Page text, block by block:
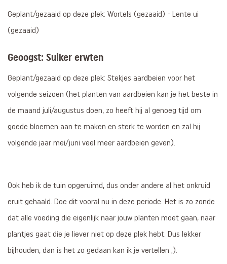
Geplant/gezaaid op deze plek: Wortels (gezaaid) - Lente ui
(gezaaid)
Geoogst: Suiker erwten
Geplant/gezaaid op deze plek: Stekjes aardbeien voor het
volgende seizoen (het planten van aardbeien kan je het beste in
de maand juli/augustus doen, zo heeft hij al genoeg tijd om
goede bloemen aan te maken en sterk te worden en zal hij
volgende jaar mei/juni veel meer aardbeien geven).
Ook heb ik de tuin opgeruimd, dus onder andere al het onkruid
eruit gehaald. Doe dit vooral nu in deze periode. Het is zo zonde
dat alle voeding die eigenlijk naar jouw planten moet gaan, naar
plantjes gaat die je liever niet op deze plek hebt. Dus lekker
bijhouden, dan is het zo gedaan kan ik je vertellen ;).